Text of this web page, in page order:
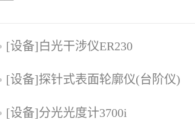
[设备]白光干涉仪ER230
[设备]探针式表面轮廓仪(台阶仪)
[设备]分光光度计3700i